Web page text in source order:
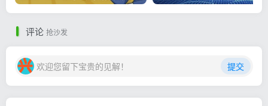
评论 抢沙发
欢迎您留下宝贵的见解！ 提交